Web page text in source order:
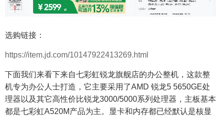
选购链接：
https://item.jd.com/10147922413269.html
下面我们来看下来自七彩虹锐龙旗舰店的办公整机，这款整
机专为办公人士打造，它主要采用了AMD 锐龙5 5650GE处
理器以及其它高性价比锐龙3000/5000系列处理器，主板基本
都是七彩虹A520M产品为主。显卡和内存都已经默认是核显